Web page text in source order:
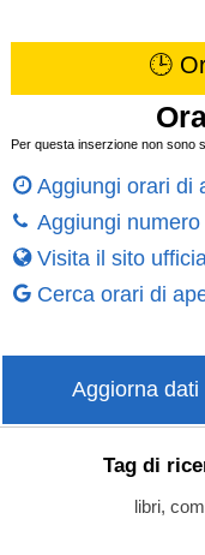
🕒
Per questa inserzione non sono
Aggiungi orari di
Aggiungi
Visita il sito
Cerca orari di
Aggiorna dati
Tag di
libri,